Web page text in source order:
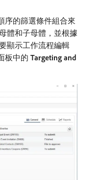
序的篩選條件組合來
體和子母體，並根據
顯示工作流程編輯
板中的​ Targeting and